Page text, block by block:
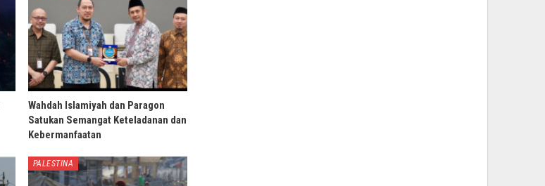
Wahdah Islamiyah dan Paragon
Satukan Semangat Keteladanan dan
Kebermanfaatan
PALESTINA